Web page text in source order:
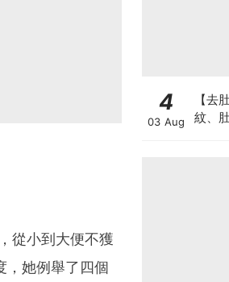
從小到大便不獲
，她例舉了四個
4
03 Aug
【去
紋、